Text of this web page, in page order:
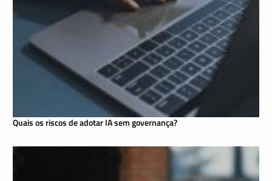
Quais os riscos de adotar IA sem governança?